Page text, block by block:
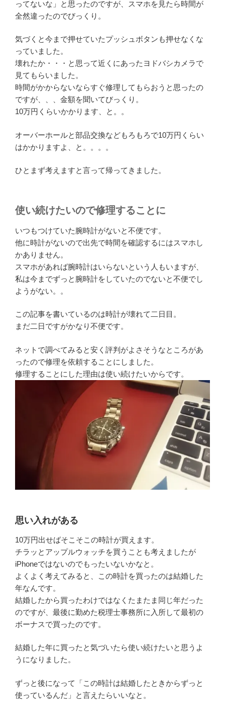
ってないな」と思ったのですが、スマホを見たら時間が
全然違ったのでびっくり。
気づくと今まで押せていたプッシュボタンも押せなくな
っていました。
壊れたか・・・と思って近くにあったヨドバシカメラで
見てもらいました。
時間がかからないならすぐ修理してもらおうと思ったの
ですが、、、金額を聞いてびっくり。
10万円くらいかかります、と。。
オーバーホールと部品交換などもろもろで10万円くらい
はかかりますよ、と。。。。
ひとまず考えますと言って帰ってきました。
使い続けたいので修理することに
いつもつけていた腕時計がないと不便です。
他に時計がないので出先で時間を確認するにはスマホし
かありません。
スマホがあれば腕時計はいらないという人もいますが、
私は今までずっと腕時計をしていたのでないと不便でし
ようがない。。
この記事を書いているのは時計が壊れて二日目。
まだ二日ですがかなり不便です。
ネットで調べてみると安く評判がよさそうなところがあ
ったので修理を依頼することにしました。
修理することにした理由は使い続けたいからです。
思い入れがある
10万円出せばそこそこの時計が買えます。
チラッとアップルウォッチを買うことも考えましたが
iPhoneではないのでもったいないかなと。
よくよく考えてみると、この時計を買ったのは結婚した
年なんです。
結婚したから買ったわけではなくたまたま同じ年だった
のですが、最後に勤めた税理士事務所に入所して最初の
ボーナスで買ったのです。
結婚した年に買ったと気づいたら使い続けたいと思うよ
うになりました。
ずっと後になって「この時計は結婚したときからずっと
使っているんだ」と言えたらいいなと。